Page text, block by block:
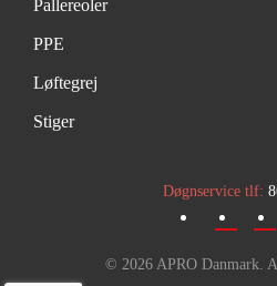
Pallereoler
PPE
Løftegrej
Stiger
Døgnservice tlf:
© 2026APRO Danmark.
Døgnservice